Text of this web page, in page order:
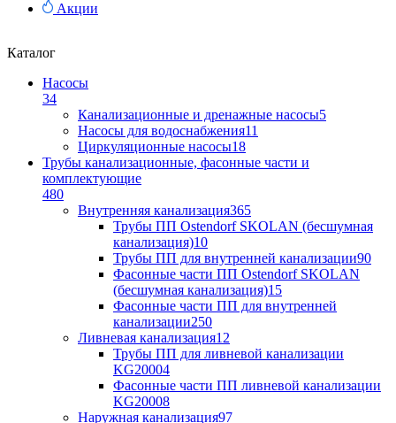
Акции
Каталог
Насосы
34
Канализационные и дренажные насосы5
Насосы для водоснабжения11
Циркуляционные насосы18
Трубы канализационные, фасонные части и
комплектующие
480
Внутренняя канализация365
Трубы ПП Ostendorf SKOLAN (бесшумная
канализация)10
Трубы ПП для внутренней канализации90
Фасонные части ПП Ostendorf SKOLAN
(бесшумная канализация)15
Фасонные части ПП для внутренней
канализации250
Ливневая канализация12
Трубы ПП для ливневой канализации
KG20004
Фасонные части ПП ливневой канализации
KG20008
Наружная канализация97